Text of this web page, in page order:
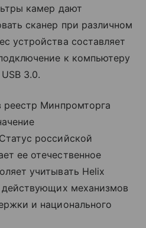
камер дают
сканер при различном
устройства составляет
к компьютеру
3.0.
реестр Минпромторга
российской
ее отечественное
учитывать Helix
действующих механизмов
и национального